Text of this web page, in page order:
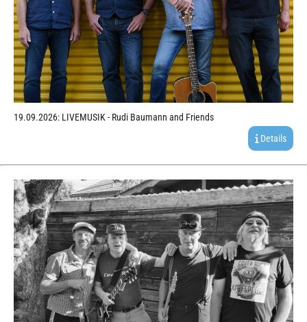
19.09.2026: LIVEMUSIK - Rudi Baumann and Friends
Details